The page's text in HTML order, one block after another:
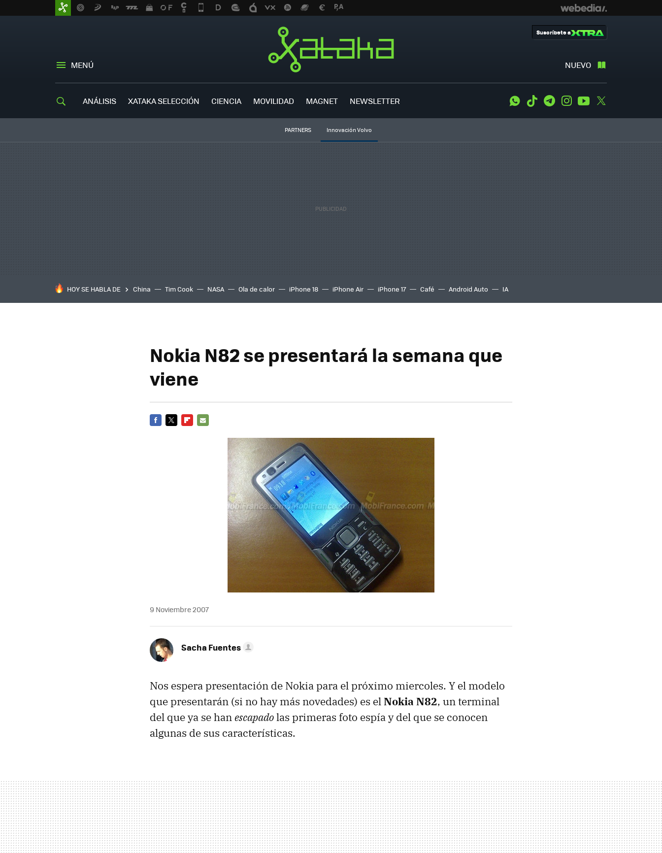
MENÚ NUEVO
Suscríbete a
ANÁLISIS XATAKA SELECCIÓN CIENCIA MOVILIDAD MAGNET NEWSLETTER WhatsApp
Tiktok TelegramInstagramYoutube
PARTNERS Innovación Volvo
HOY SE HABLA DE China Tim Cook NASA Ola de calor iPhone 18 iPhone Air iPhone 17 Café Android Auto IA
Nokia N82 se presentará la semana que
viene
9 Noviembre 2007
Sacha Fuentes
Nos espera presentación de Nokia para el próximo miercoles. Y el modelo
que presentarán (si no hay más novedades) es elNokia N82, un terminal
del que ya se han escapadolas primeras foto espía y del que se conocen
algunas de sus características.